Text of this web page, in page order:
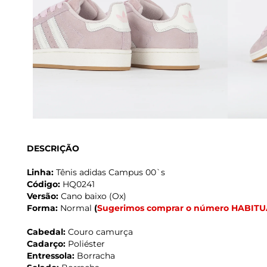
DESCRIÇÃO
Linha: Tênis adidas Campus 00`s
Código: HQ0241
Versão: Cano baixo (Ox)
Forma: Normal (Sugerimos comprar o número
Cabedal: Couro camurça
Cadarço: Poliéster
Entressola: Borracha